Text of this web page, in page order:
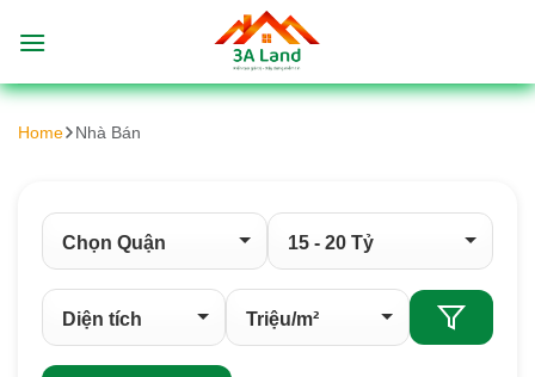
qua
dung
Home Nhà Bán